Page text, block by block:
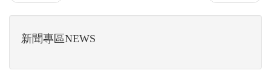
新聞專區NEWS